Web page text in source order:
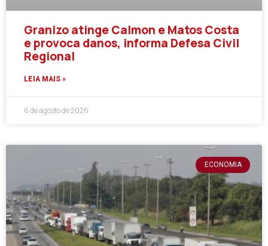
Granizo atinge Calmon e Matos Costa
e provoca danos, informa Defesa Civil
Regional
LEIA MAIS »
6 de agosto de 2026
ECONOMIA